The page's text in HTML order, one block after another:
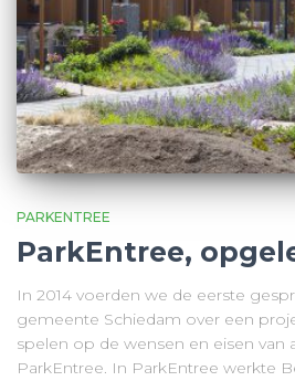
PARKENTREE
ParkEntree,
In 2014 voerden we de eerste
gemeente Schiedam over een
spelen op de wensen en eisen van
ParkEntree. In ParkEntree werkte